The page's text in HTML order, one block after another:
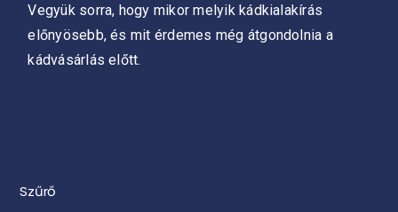
Vegyük sorra, hogy mikor melyik kádkialakírás
előnyösebb, és mit érdemes még átgondolnia a
kádvásárlás előtt.
Szűrő